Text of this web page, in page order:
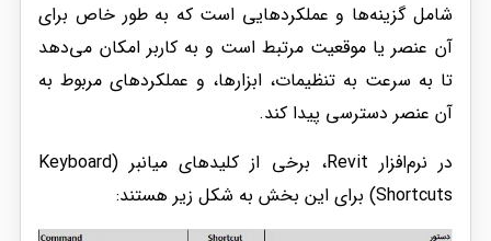
شامل گزینه‌ها و عملکردهایی است که به طور خاص برای
آن عنصر یا موقعیت مرتبط است و به کاربر امکان می‌دهد
تا به سرعت به تنظیمات، ابزارها، و عملکردهای مربوط به
آن عنصر دسترسی پیدا کند.
در نرم‌افزار Revit، برخی از کلیدهای میانبر (Keyboard
Shortcuts) برای این بخش به شکل زیر هستند: